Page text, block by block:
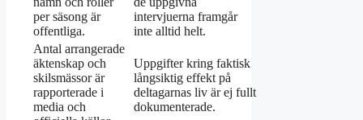
per säsong är
offentliga.
intervjuerna framgår
inte alltid helt.
Antal arrangerade
äktenskap och
skilsmässor är
rapporterade i
media och
Uppgifter kring faktisk
långsiktig effekt på
deltagarnas liv är ej fullt
dokumenterade.